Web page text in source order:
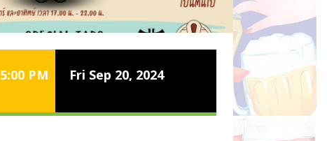
5:00 PM Fri Sep 20, 2024